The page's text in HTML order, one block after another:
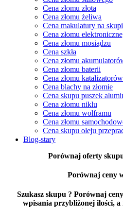
Cena złomu złota
Cena złomu żeliwa
Cena makulatury na
Cena złomu
Cena złomu mosiądzu
Cena szkła
Cena złomu
Cena złomu baterii
Cena złomu katalizatorów
Cena blachy na złomie
Cena skupu puszek
Cena złomu niklu
Cena złomu wolframu
Cena złomu
Cena skupu oleju
Blog-stary
Porównaj oferty
Porównaj ceny
Szukasz skupu ? Porównaj
wpisania przybliżonej ilości,